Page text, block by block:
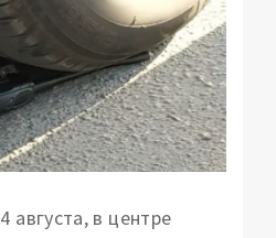
августа, в центре